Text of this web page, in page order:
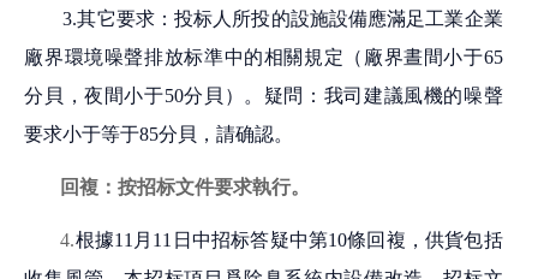
3.其它要求：投标人所投的設施設備應滿足工業企業
廠界環境噪聲排放标準中的相關規定（廠界晝間小于65
分貝，夜間小于50分貝）。疑問：我司建議風機的噪聲
要求小于等于85分貝，請确認。
回複：按招标文件要求執行。
4.根據11月11日中招标答疑中第10條回複，供貨包括